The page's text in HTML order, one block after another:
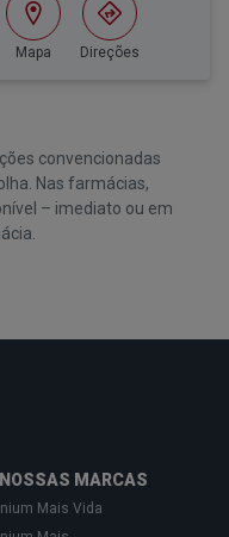
Mapa Direções
convencionadas
Nas farmácias,
– imediato ou em
MARCAS
Mais Vida